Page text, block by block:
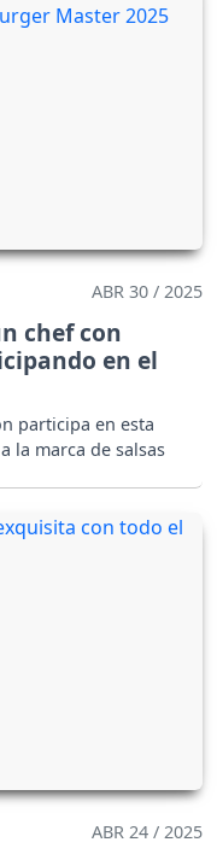
ABR 30 / 2025
chef con
en el
participa en esta
la marca de salsas
ABR 24 / 2025